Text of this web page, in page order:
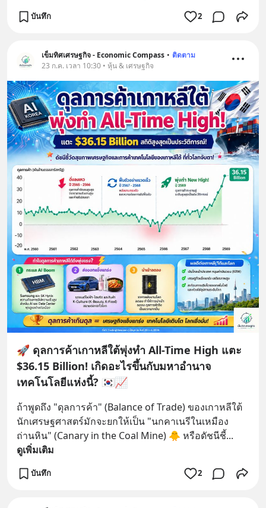
บันทึก 2
เข็มทิศเศรษฐกิจ - Economic Compass • ติดตาม
23 ก.ค. เวลา 10:30 • หุ้น & เศรษฐกิจ
🚀 ดุลการค้าเกาหลีใต้พุ่งทำ All-Time High แตะ
$36.15 Billion! เกิดอะไรขึ้นกับมหาอำนาจ
เทคโนโลยีแห่งนี้? 🇰🇷📈
ถ้าพูดถึง "ดุลการค้า" (Balance of Trade) ของเกาหลีใต้
นักเศรษฐศาสตร์มักจะยกให้เป็น "นกคาเนรีในเหมือง
ถ่านหิน" (Canary in the Coal Mine) 🐥 หรือดัชนีชี้...
ดูเพิ่มเติม
บันทึก 2